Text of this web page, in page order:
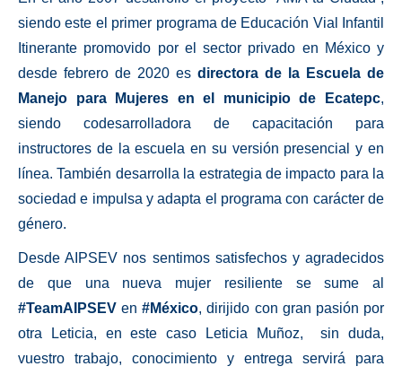
siendo este el primer programa de Educación Vial Infantil
Itinerante promovido por el sector privado en México y
desde febrero de 2020 es directora de la Escuela de
Manejo para Mujeres en el municipio de Ecatepc,
siendo codesarrolladora de capacitación para
instructores de la escuela en su versión presencial y en
línea. También desarrolla la estrategia de impacto para la
sociedad e impulsa y adapta el programa con carácter de
género.
Desde AIPSEV nos sentimos satisfechos y agradecidos
de que una nueva mujer resiliente se sume al
#TeamAIPSEVen #México, dirijido con gran pasión por
otra Leticia, en este caso Leticia Muñoz, sin duda,
vuestro trabajo, conocimiento y entrega servirá para